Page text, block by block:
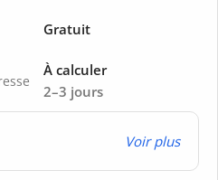
Gratuit
2–3 jours
À calculer
Voir plus